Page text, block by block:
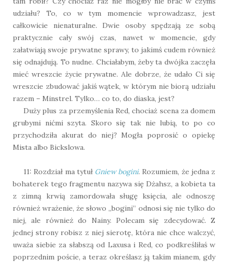
udziału? To, co w tym momencie wprowadzasz, jest
całkowicie nienaturalne. Dwie osoby spędzają ze sobą
praktycznie cały swój czas, nawet w momencie, gdy
załatwiają swoje prywatne sprawy, to jakimś cudem również
się odnajdują. To nudne. Chciałabym, żeby ta dwójka zaczęła
mieć wreszcie życie prywatne. Ale dobrze, że udało Ci się
wreszcie zbudować jakiś wątek, w którym nie biorą udziału
razem – Minstrel. Tylko… co to, do diaska, jest?
Duży plus za przemyślenia Red, chociaż scena za domem
grubymi nićmi szyta. Skoro się tak nie lubią, to po co
przychodziła akurat do niej? Mogła poprosić o opiekę
Mista albo Bickslowa.
11: Rozdział ma tytuł Gniew bogini. Rozumiem, że jedna z
bohaterek tego fragmentu nazywa się Dżahsz, a kobieta ta
z zimną krwią zamordowała sługę księcia, ale odnoszę
również wrażenie, że słowo „bogini” odnosi się nie tylko do
niej, ale również do Nainy. Polecam się zdecydować. Z
jednej strony robisz z niej sierotę, która nie chce walczyć,
uważa siebie za słabszą od Laxusa i Red, co podkreśliłaś w
poprzednim poście, a teraz określasz ją takim mianem, gdy